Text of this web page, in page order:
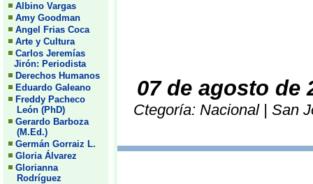
Albino Vargas
Amy Goodman
Angel Frias Coca
Arte y Cultura
Carlos Jeremías
Jirón: Periodista
Derechos Humanos
Eduardo Galeano
Freddy Pacheco
León (PhD)
Gerardo Barboza
(M.Ed.)
Germán Gorraiz L.
Gloria Álvarez
Glorianna
Rodríguez
07 de agosto de
Ctegoría: Nacional | San